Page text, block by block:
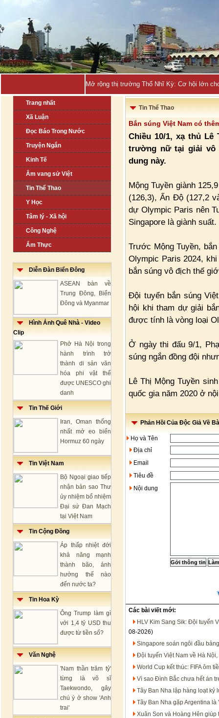
Quảng Nin_
Trang nhất
Xã Luận
Đọc Báo Trong Nước
Truyện Ngắn
Kinh Tế
Âm vang sử Việt
Tin Thể Thao
Y Học
Tâm lý - Xã hội
Công Nghệ
Ẩm Thực
Diễn Đàn Biển Đông
ASEAN bàn về
Trung Đông, Biển
Đông và Myanmar
Hình Ảnh Quê Nhà - Video
Clip
Phở Hà Nội trong
hành trình trở
thành di sản văn
hóa phi vật thể
được UNESCO ghi
danh
Tin Thế Giới
Iran, Oman thống
nhất mở eo biển
Hormuz 60 ngày
Tin Việt Nam
Bộ Ngoại giao tiếp
nhận bản sao Thư
ủy nhiệm bổ nhiệm
Đại sứ Đan Mạch
tại Việt Nam
Tin Cộng Đồng
Áp thấp nhiệt đới
khả năng mạnh
thành bão, ảnh
hưởng thế nào
đến nước ta?
Tin Hoa Kỳ
Ông Trump làm gì
với 1,4 tỷ USD thu
được từ tiền số?
Văn Nghệ
'Nam thần trăm tỷ'
từng là võ sĩ
Taekwondo, gây
chú ý ở show 'Anh
trai'
Tin Thể Thao
Bắn súng Việt Nam có
Chiều 10/1, xạ thủ
trường nữ tại giải vô
dung này.
Mộng Tuyền giành
(126,3), Ấn Độ (127,2
dự Olympic Paris nên
Singapore là giành suất.
Trước Mộng Tuyền,
Olympic Paris 2024,
bắn súng vô địch thế
Đội tuyển bắn súng
hội khi tham dự giải
được tính là vòng loại
Ở ngày thi đấu 9/1,
súng ngắn đồng đội
Lê Thị Mộng Tuyền
quốc gia năm 2020 ở
Phản Hồi Của Độc Giả Về
Họ và Tên
Địa chỉ
Email
Tiêu đề
Nội dung
Các bài viết mới:
HLV Kim Sang Sik: Đội tuyển
08-2026)
Singapore soán ngôi đầu
Đội tuyển Việt Nam về Hà
World Cup kết thúc: FIFA ôm
Vì sao Đình Bắc chưa hết án
Tây Ban Nha lập hàng loạt kỷ
Tây Ban Nha gặp Argentina là
Xuân Son và Hoàng Hên giúp